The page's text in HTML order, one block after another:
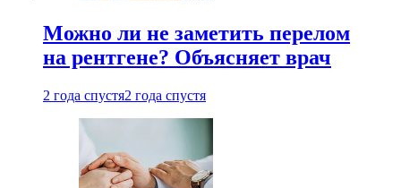
Можно ли не заметить перелом
на рентгене? Объясняет врач
2 года спустя2 года спустя